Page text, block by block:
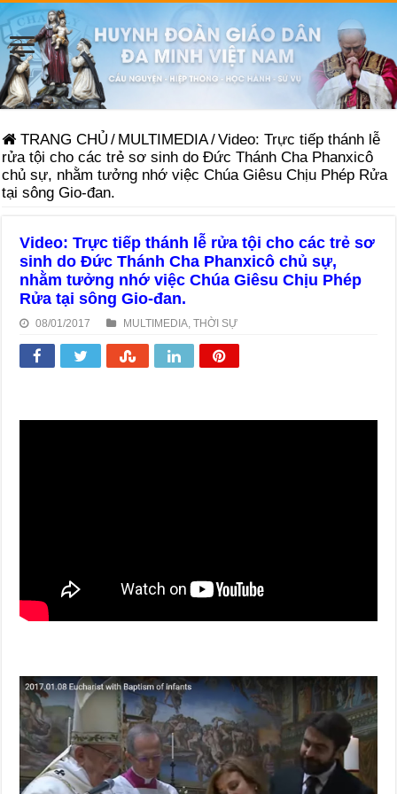
TRANG CHỦ / MULTIMEDIA/Video: Trực tiếp thánh lễ
rửa tội cho các trẻ sơ sinh do Đức Thánh Cha Phanxicô
chủ sự, nhằm tưởng nhớ việc Chúa Giêsu Chịu Phép Rửa
tại sông Gio-đan.
Video: Trực tiếp thánh lễ rửa tội cho các trẻ sơ
sinh do Đức Thánh Cha Phanxicô chủ sự,
nhằm tưởng nhớ việc Chúa Giêsu Chịu Phép
Rửa tại sông Gio-đan.
08/01/2017 MULTIMEDIA ,THỜI SỰ